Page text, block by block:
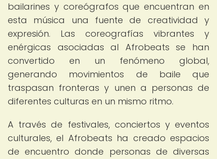
bailarines y coreógrafos que encuentran en
esta música una fuente de creatividad y
expresión. Las coreografías vibrantes y
enérgicas asociadas al Afrobeats se han
convertido en un fenómeno global,
generando movimientos de baile que
traspasan fronteras y unen a personas de
diferentes culturas en un mismo ritmo.
A través de festivales, conciertos y eventos
culturales, el Afrobeats ha creado espacios
de encuentro donde personas de diversas